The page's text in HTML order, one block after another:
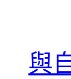
與